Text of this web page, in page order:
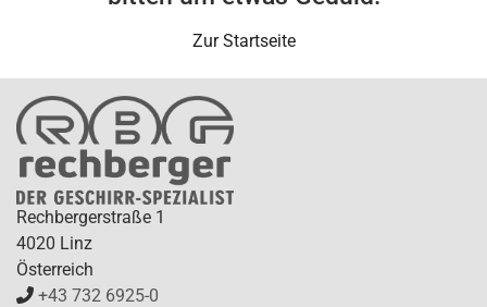
Zur Startseite
Rechbergerstraße 1
4020 Linz
Österreich
+43 732 6925-0